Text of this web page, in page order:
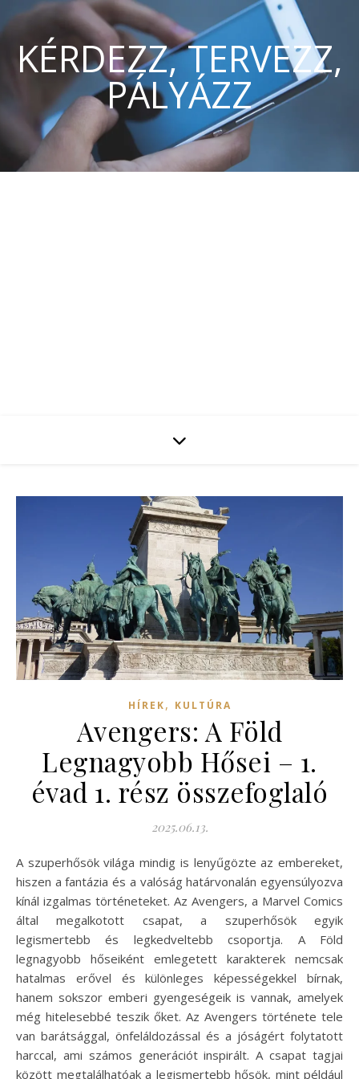
KÉRDEZZ, TERVEZZ,
PÁLYÁZZ
HÍREK, KULTÚRA
Avengers: A Föld
Legnagyobb Hősei – 1.
évad 1. rész összefoglaló
2025.06.13.
A szuperhősök világa mindig is lenyűgözte az embereket,
hiszen a fantázia és a valóság határvonalán egyensúlyozva
kínál izgalmas történeteket. Az Avengers, a Marvel Comics
által megalkotott csapat, a szuperhősök egyik
legismertebb és legkedveltebb csoportja. A Föld
legnagyobb hőseiként emlegetett karakterek nemcsak
hatalmas erővel és különleges képességekkel bírnak,
hanem sokszor emberi gyengeségeik is vannak, amelyek
még hitelesebbé teszik őket. Az Avengers története tele
van barátsággal, önfeláldozással és a jóságért folytatott
harccal, ami számos generációt inspirált. A csapat tagjai
között megtalálhatóak a legismertebb hősök, mint például